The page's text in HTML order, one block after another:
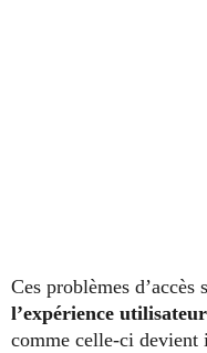
Ces problèmes
l’expérience
comme celle-ci devient